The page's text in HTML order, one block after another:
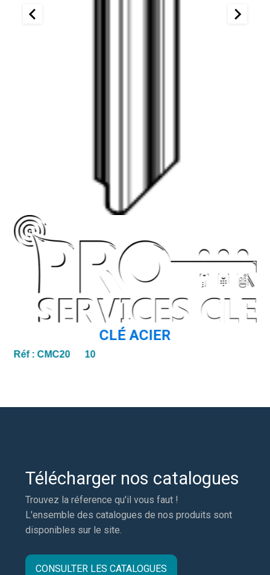
CLÉ ACIER
Réf :CMC20 10
Télécharger nos catalogues
Trouvez la réference qu'il vous faut !
L'ensemble des catalogues de nos produits sont
disponibles sur le site.
CONSULTER LES CATALOGUES